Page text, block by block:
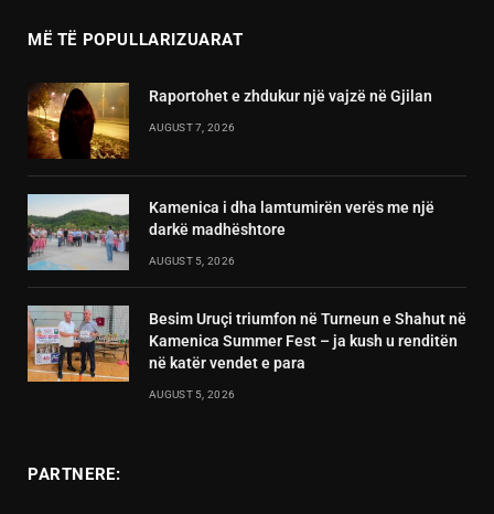
MË TË POPULLARIZUARAT
Raportohet e zhdukur një vajzë në Gjilan
AUGUST 7, 2026
Kamenica i dha lamtumirën verës me një
darkë madhështore
AUGUST 5, 2026
Besim Uruçi triumfon në Turneun e Shahut në
Kamenica Summer Fest – ja kush u renditën
në katër vendet e para
AUGUST 5, 2026
PARTNERE: